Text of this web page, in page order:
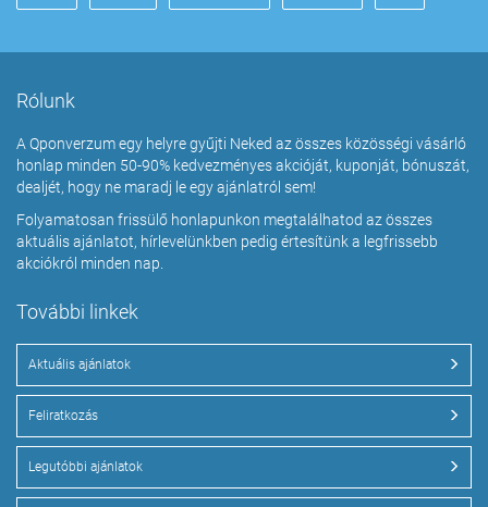
Rólunk
A Qponverzum egy helyre gyűjti Neked az összes közösségi vásárló
honlap minden 50-90% kedvezményes akcióját, kuponját, bónuszát,
dealjét, hogy ne maradj le egy ajánlatról sem!
Folyamatosan frissülő honlapunkon megtalálhatod az összes
aktuális ajánlatot, hírlevelünkben pedig értesítünk a legfrissebb
akciókról minden nap.
További linkek
Aktuális ajánlatok
Feliratkozás
Legutóbbi ajánlatok